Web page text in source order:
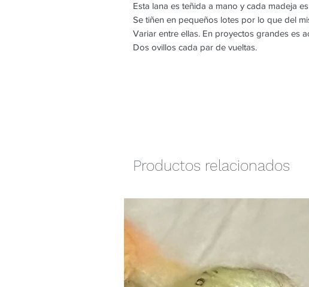
Esta lana es teñida a mano y cada madeja
Se tiñen en pequeños lotes por lo que del
Variar entre ellas. En proyectos grandes es
Dos ovillos cada par de vueltas.
Productos relacionados